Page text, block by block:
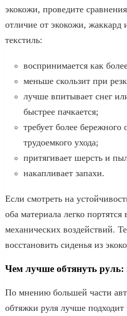
экокожи, проведите
отличие от экокожи, жаккард
текстиль:
воспринимается как
меньше скользит при
лучше впитывает снег
быстрее пачкается;
требует более
трудоемкого ухода;
притягивает шерсть и
накапливает запахи.
Если смотреть на
оба материала легко портятся
механических воздействий.
восстановить сиденья из
Чем лучше обтянуть
По мнению большей части
обтяжки руля лучше подходит